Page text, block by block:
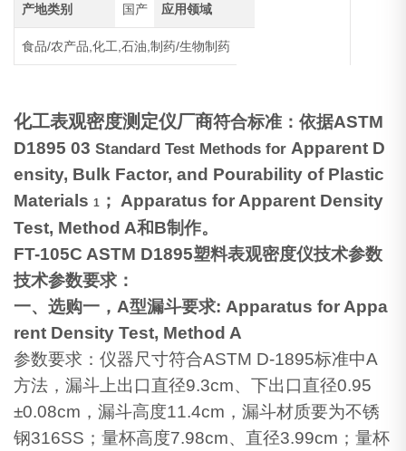
产地类别 国产 应用领域
食品/农产品,化工,石油,制药/生物制药
化工表观密度测定仪厂商符合标准：依据ASTM
D1895 03Standard Test Methods forApparent D
ensity, Bulk Factor, and Pourability of Plastic
Materials1 ； Apparatus for Apparent Density
Test, Method A和B制作。
FT-105C ASTM D1895塑料表观密度仪技术参数
技术参数要求：
一、选购一， A型漏斗要求: Apparatus for Appa
rent Density Test, Method A
参数要求：仪器尺寸符合ASTM D-1895标准中A
方法，漏斗上出口直径9.3cm、下出口直径0.95
±0.08cm ，漏斗高度11.4cm ，漏斗材质要为不锈
钢316SS ；量杯高度7.98cm、直径3.99cm ；量杯